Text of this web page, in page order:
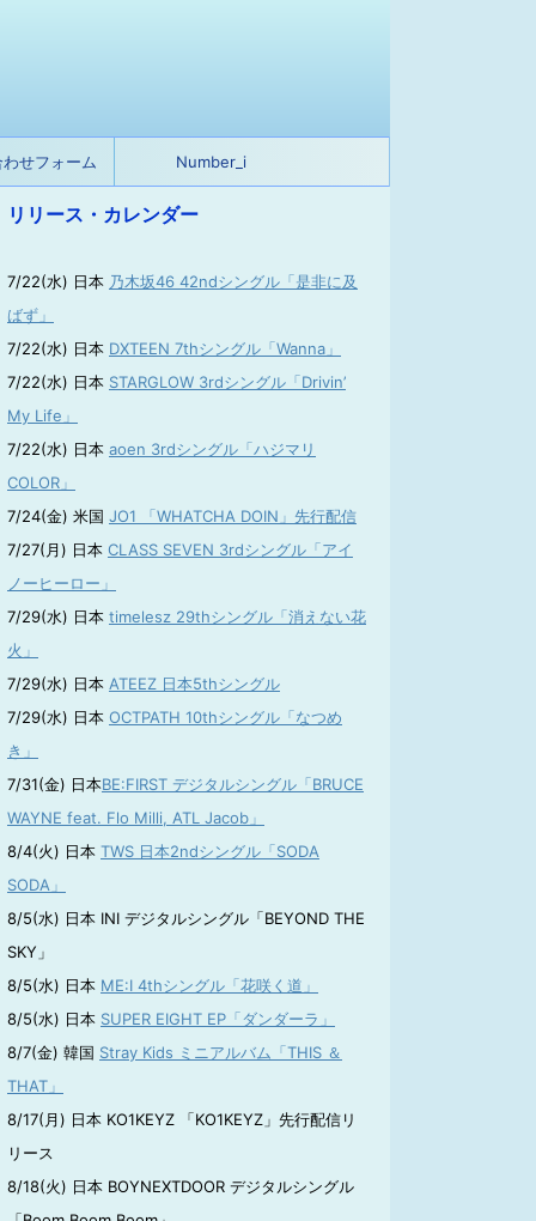
せフォーム Number_i
リリース・カレンダー
7/22(水) 日本 乃木坂46 42ndシングル「是非に及
ばず」
7/22(水) 日本 DXTEEN 7thシングル「Wanna」
7/22(水) 日本 STARGLOW 3rdシングル「Drivin’
My Life」
7/22(水) 日本 aoen 3rdシングル「ハジマリ
COLOR」
7/24(金) 米国 JO1 「WHATCHA DOIN」先行配信
7/27(月) 日本 CLASS SEVEN 3rdシングル「アイ
ノーヒーロー」
7/29(水) 日本 timelesz 29thシングル「消えない花
火」
7/29(水) 日本 ATEEZ 日本5thシングル
7/29(水) 日本 OCTPATH 10thシングル「なつめ
き」
7/31(金) 日本BE:FIRST デジタルシングル「BRUCE
WAYNE feat. Flo Milli, ATL Jacob」
8/4(火) 日本 TWS 日本2ndシングル「SODA
SODA」
8/5(水) 日本 INI デジタルシングル「BEYOND THE
SKY」
8/5(水) 日本 ME:I 4thシングル「花咲く道」
8/5(水) 日本 SUPER EIGHT EP「ダンダーラ」
8/7(金) 韓国 Stray Kids ミニアルバム「THIS ＆
THAT」
8/17(月) 日本 KO1KEYZ 「KO1KEYZ」先行配信リ
リース
8/18(火) 日本 BOYNEXTDOOR デジタルシングル